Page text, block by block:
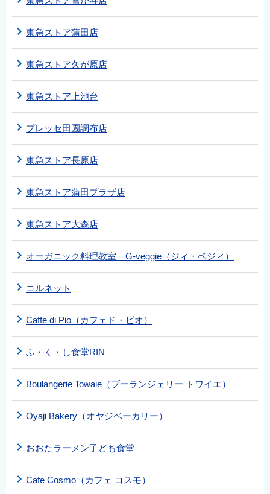
東急ストア蒲田店
東急ストア久が原店
東急ストア上池台
プレッセ田園調布店
東急ストア長原店
東急ストア蒲田プラザ店
東急ストア大森店
オーガニック料理教室 G-veggie（ジィ・ベジィ）
コルネット
Caffe di Pio（カフェド・ピオ）
ふ・く・し食堂RIN
Boulangerie Towaie（ブーランジェリー トワイエ）
Oyaji Bakery（オヤジベーカリー）
おおたラーメン子ども食堂
Cafe Cosmo（カフェ コスモ）